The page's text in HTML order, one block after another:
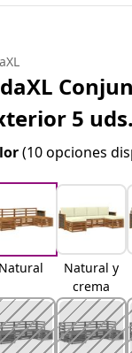
5 uds.
(10 opciones
Natural
Natural y
crema